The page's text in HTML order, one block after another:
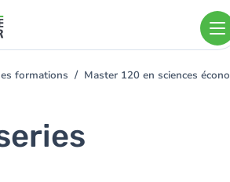
formations Master 120 en sciences